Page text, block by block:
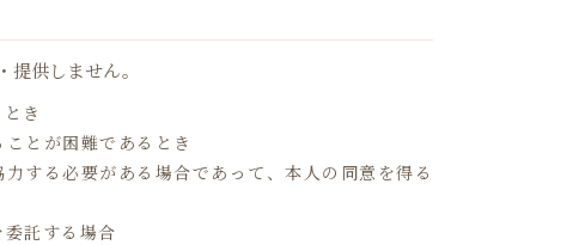
供しません。
き
とが困難であるとき
する必要がある場合であって、本人の同意を得る
託する場合